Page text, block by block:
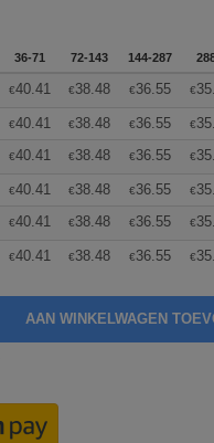
36-71 72-143 144-287
€40.41 €38.48 €36.55 €
€40.41 €38.48 €36.55 €
€40.41 €38.48 €36.55 €
€40.41 €38.48 €36.55 €
€40.41 €38.48 €36.55 €
€40.41 €38.48 €36.55 €